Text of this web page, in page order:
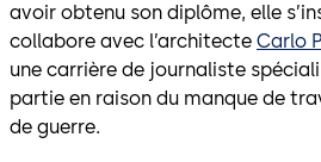
avoir obtenu son diplôme, elle
collabore avec l’architecte Carlo
une carrière de journaliste
partie en raison du manque de
de guerre.